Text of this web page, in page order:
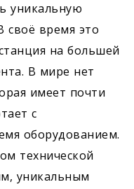
уникальную
своё время это
на большей
В мире нет
имеет почти
с
оборудованием.
технической
уникальным